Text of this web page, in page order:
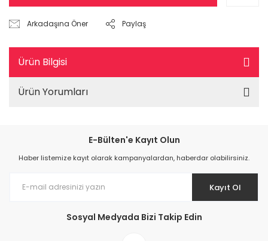
Arkadaşına Öner Paylaş
Ürün Bilgisi
Ürün Yorumları
E-Bülten'e Kayıt Olun
Haber listemize kayıt olarak kampanyalardan, haberdar olabilirsiniz.
Kayıt Ol
Sosyal Medyada Bizi Takip Edin